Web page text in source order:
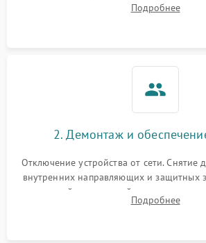
конвекцией, панелью управления или
Подробнее
2. Демонтаж и
Отключение устройства от сети. Снятие
внутренних направляющих и защитных
задней или верхней панели для
нагревательным элементам, плате и
Подробнее